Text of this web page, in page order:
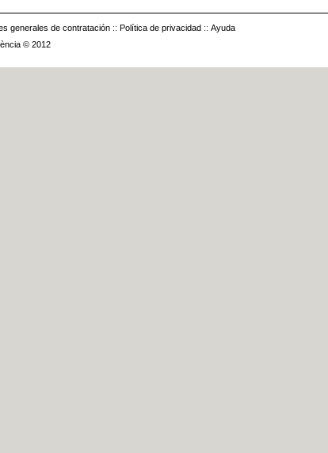
generales de contratación :: Política de privacidad :: Ayuda
© 2012